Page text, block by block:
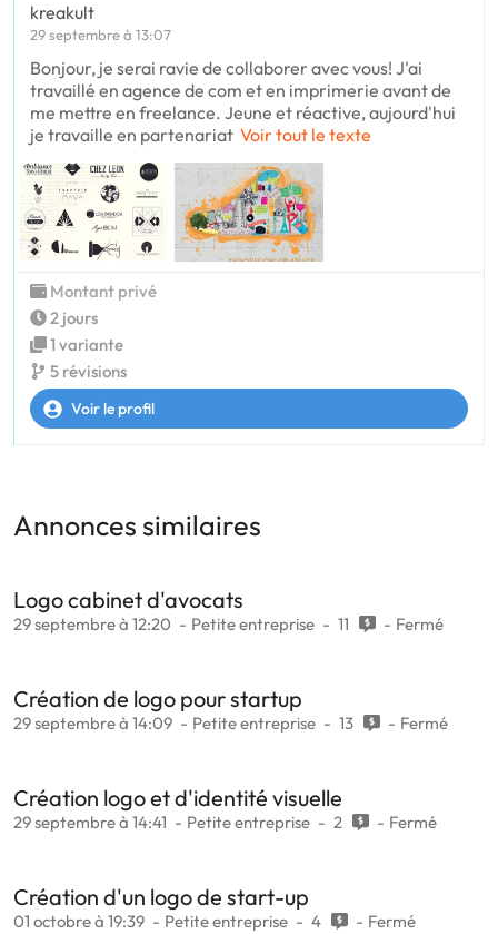
kreakult
29 septembre à 13:07
Bonjour, je serai ravie de collaborer avec vous! J'ai
travaillé en agence de com et en imprimerie avant de
me mettre en freelance. Jeune et réactive, aujourd'hui
je travaille en partenariat Voir tout le texte
Montant privé
2 jours
1 variante
5 révisions
Voir le profil
Annonces similaires
Logo cabinet d'avocats
29 septembre à 12:20 Petite entreprise 11 Fermé
Création de logo pour startup
29 septembre à 14:09 Petite entreprise 13 Fermé
Création logo et d'identité visuelle
29 septembre à 14:41 Petite entreprise 2 Fermé
Création d'un logo de start-up
01 octobre à 19:39 Petite entreprise 4 Fermé